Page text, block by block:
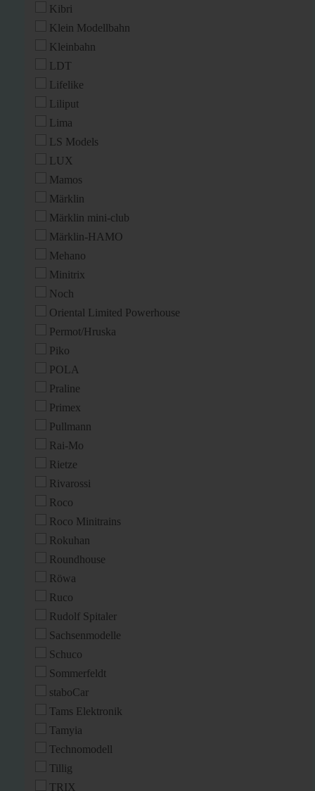
Kibri
Klein Modellbahn
Kleinbahn
LDT
Lifelike
Liliput
Lima
LS Models
LUX
Mamos
Märklin
Märklin mini-club
Märklin-HAMO
Mehano
Minitrix
Noch
Oriental Limited Powerhouse
Permot/Hruska
Piko
POLA
Praline
Primex
Pullmann
Rai-Mo
Rietze
Rivarossi
Roco
Roco Minitrains
Rokuhan
Roundhouse
Röwa
Ruco
Rudolf Spitaler
Sachsenmodelle
Schuco
Sommerfeldt
staboCar
Tams Elektronik
Tamyia
Technomodell
Tillig
TRIX